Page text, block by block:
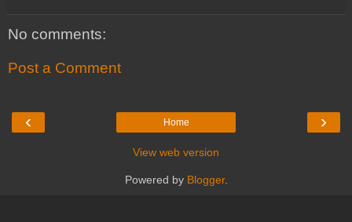
No comments:
Post a Comment
‹ ›
Home
View web version
Powered by Blogger.